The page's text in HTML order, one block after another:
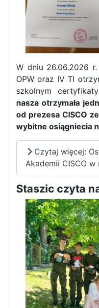
Zakończenie
Portugalii
Rozpoczęcie
na kryzys” w ZSP
Pierwszy tydzień
zawodowych
W dniu 26.06.2026
OPW oraz IV TI
szkolnym
nasza otrzymała
od prezesa CISCO
wybitne osiągniecia
Czytaj więcej:
Akademii CISCO
Staszic czyta